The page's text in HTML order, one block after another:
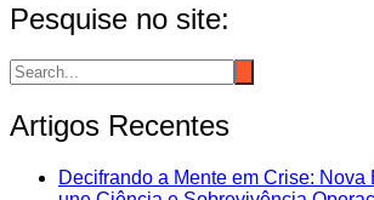
Pesquise no site:
Artigos Recentes
Decifrando a Mente em Crise: